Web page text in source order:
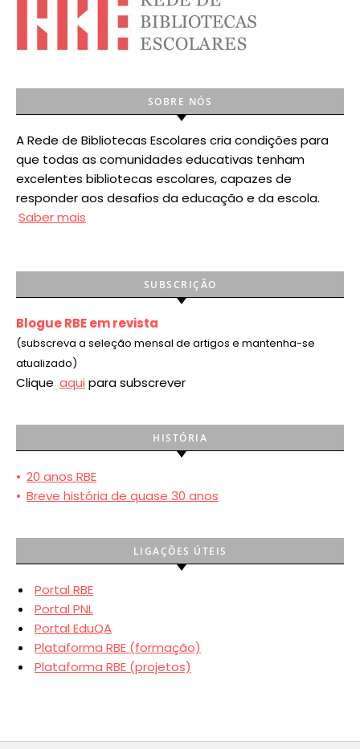
SOBRE NÓS
A Rede de Bibliotecas Escolares cria condições para
que todas as comunidades educativas tenham
excelentes bibliotecas escolares, capazes de
responder aos desafios da educação e da escola.
Saber mais
SUBSCRIÇÃO
Blogue RBE em revista
(subscreva a seleção mensal de artigos e mantenha-se
atualizado)
Clique aqui para subscrever
HISTÓRIA
• 20 anos RBE
• Breve história de quase 30 anos
LIGAÇÕES ÚTEIS
Portal RBE
Portal PNL
Portal EduQA
Plataforma RBE (formação)
Plataforma RBE (projetos)